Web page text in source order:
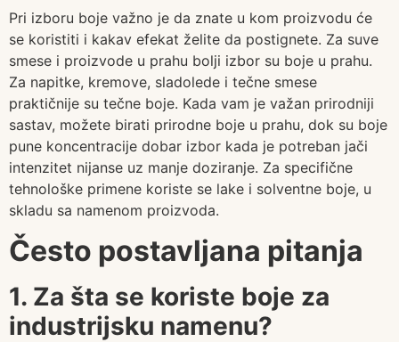
Pri izboru boje važno je da znate u kom proizvodu će
se koristiti i kakav efekat želite da postignete. Za suve
smese i proizvode u prahu bolji izbor su boje u prahu.
Za napitke, kremove, sladolede i tečne smese
praktičnije su tečne boje. Kada vam je važan prirodniji
sastav, možete birati prirodne boje u prahu, dok su boje
pune koncentracije dobar izbor kada je potreban jači
intenzitet nijanse uz manje doziranje. Za specifične
tehnološke primene koriste se lake i solventne boje, u
skladu sa namenom proizvoda.
Često postavljana pitanja
1. Za šta se koriste boje za
industrijsku namenu?